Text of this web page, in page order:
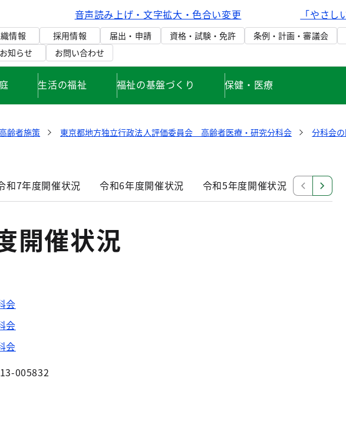
音声読み上げ・文字拡大・色合い変更 「やさ
情報 採用情報 届出・申請 資格・試験・免許 条例・計画・審議会
お知らせ お問い合わせ
生活の福祉 福祉の基盤づくり 保健・医療
高齢者施策 東京都地方独立行政法人評価委員会 高齢者医療・研究分科会
分科会
和7年度開催状況 令和6年度開催状況 令和5年度開催状況 令和4
開催状況
会
会
会
005832